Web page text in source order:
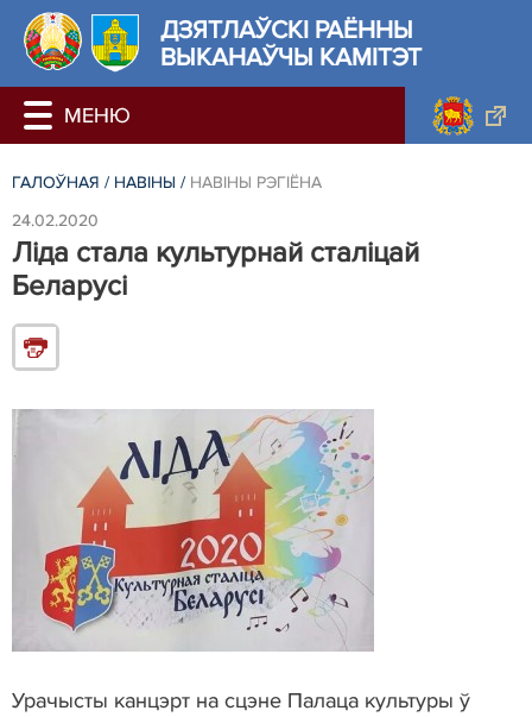
ДЗЯТЛАЎСКІ РАЁННЫ
ВЫКАНАЎЧЫ КАМІТЭТ
ГАЛОЎНАЯ / НАВIНЫ / НАВIНЫ РЭГIЁНА
24.02.2020
Ліда стала культурнай сталіцай
Беларусі
Урачысты канцэрт на сцэне Палаца культуры ў